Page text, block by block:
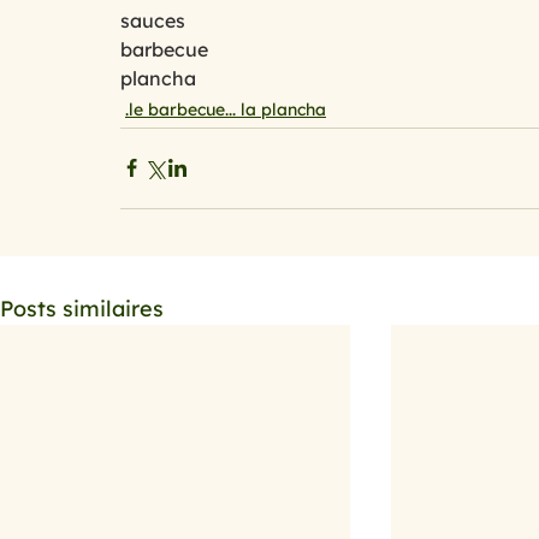
sauces
barbecue
plancha
.le barbecue... la plancha
Posts similaires